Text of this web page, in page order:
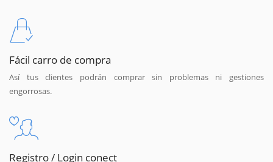
Fácil carro de compra
Así tus clientes podrán comprar sin problemas ni gestiones
engorrosas.
Registro / Login conect